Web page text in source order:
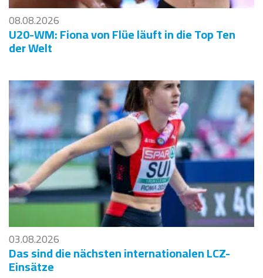
08.08.2026
U20-WM: Fiona von Flüe läuft in die Top Ten
der Welt
03.08.2026
Das sind die nächsten internationalen LCZ-
Einsätze